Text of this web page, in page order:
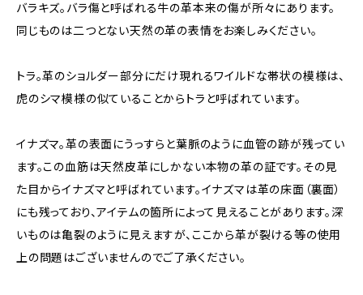
バラキズ。バラ傷と呼ばれる牛の革本来の傷が所々にあります。
同じものは二つとない天然の革の表情をお楽しみください。
トラ。革のショルダー部分にだけ現れるワイルドな帯状の模様は、
虎のシマ模様の似ていることからトラと呼ばれています。
イナズマ。革の表面にうっすらと葉脈のように血管の跡が残ってい
ます。この血筋は天然皮革にしかない本物の革の証です。その見
た目からイナズマと呼ばれています。イナズマは革の床面（裏面）
にも残っており、アイテムの箇所によって見えることがあります。深
いものは亀裂のように見えますが、ここから革が裂ける等の使用
上の問題はございませんのでご了承ください。